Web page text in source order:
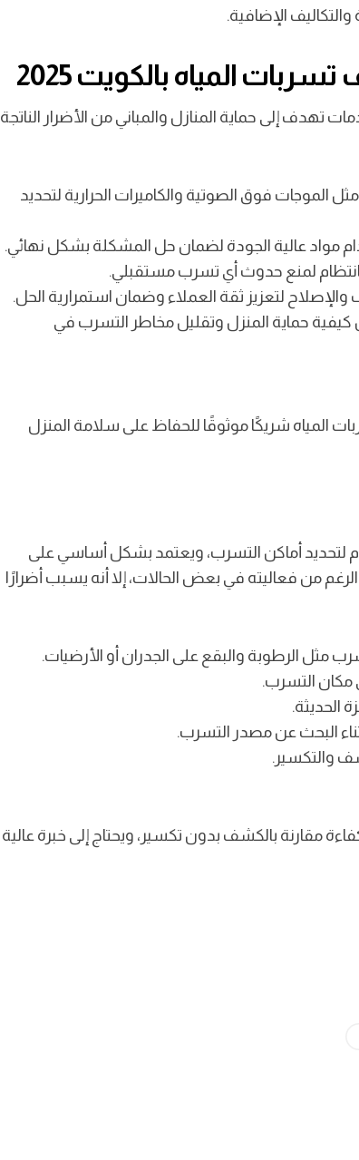
الإضافية.
المياه بالكويت 2025
إلى حماية المنازل والمباني من الأضرار الناتجة
الموجات فوق الصوتية والكاميرات الحرارية لتحديد
مواد عالية الجودة لضمان حل المشكلة بشكل نهائي.
لمنع حدوث أي تسرب مستقبلي.
لتعزيز ثقة العملاء وضمان استمرارية الحل.
حماية المنزل وتقليل مخاطر التسرب في
شريكًا موثوقًا للحفاظ على سلامة المنزل
لتحديد أماكن التسرب، ويعتمد بشكل أساسي على
من فعاليته في بعض الحالات، إلا أنه يسبب أضرارًا
الرطوبة والبقع على الجدران أو الأرضيات.
مكان التسرب.
الحديثة.
البحث عن مصدر التسرب.
والتكسير.
مقارنة بالكشف بدون تكسير، ويحتاج إلى خبرة عالية